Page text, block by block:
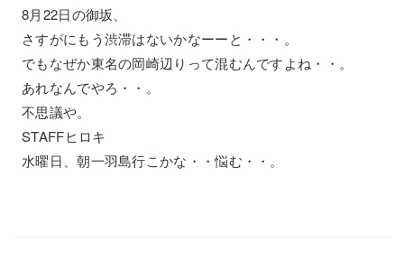
8月22日の御坂、
さすがにもう渋滞はないかなーーと・・・。
でもなぜか東名の岡崎辺りって混むんですよね・・。
あれなんでやろ・・。
不思議や。
STAFFヒロキ
水曜日、朝一羽島行こかな・・悩む・・。